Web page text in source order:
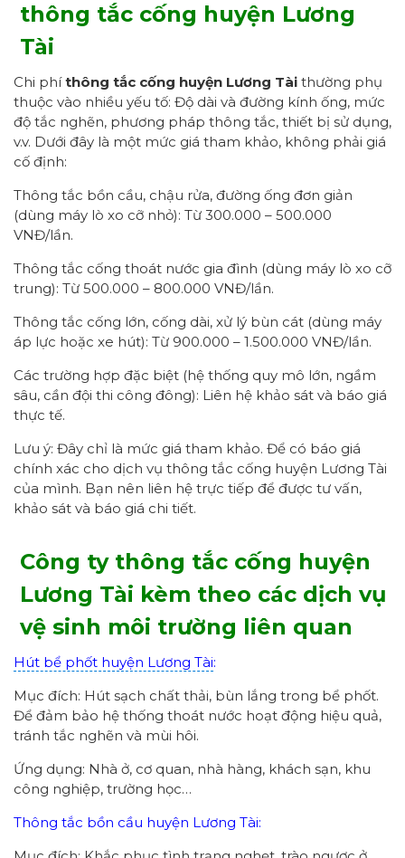
thông tắc cống huyện Lương
Tài
Chi phíthông tắc cống huyện Lương Tài thường phụ
thuộc vào nhiều yếu tố: Độ dài và đường kính ống, mức
độ tắc nghẽn, phương pháp thông tắc, thiết bị sử dụng,
v.v. Dưới đây là một mức giá tham khảo, không phải giá
cố định:
Thông tắc bồn cầu, chậu rửa, đường ống đơn giản
(dùng máy lò xo cỡ nhỏ): Từ 300.000 – 500.000
VNĐ/lần.
Thông tắc cống thoát nước gia đình (dùng máy lò xo cỡ
trung): Từ 500.000 – 800.000 VNĐ/lần.
Thông tắc cống lớn, cống dài, xử lý bùn cát (dùng máy
áp lực hoặc xe hút): Từ 900.000 – 1.500.000 VNĐ/lần.
Các trường hợp đặc biệt (hệ thống quy mô lớn, ngầm
sâu, cần đội thi công đông): Liên hệ khảo sát và báo giá
thực tế.
Lưu ý: Đây chỉ là mức giá tham khảo. Để có báo giá
chính xác cho dịch vụ thông tắc cống huyện Lương Tài
của mình. Bạn nên liên hệ trực tiếp để được tư vấn,
khảo sát và báo giá chi tiết.
Công ty thông tắc cống huyện
Lương Tài kèm theo các dịch vụ
vệ sinh môi trường liên quan
Hút bể phốt huyện Lương Tài:
Mục đích: Hút sạch chất thải, bùn lắng trong bể phốt.
Để đảm bảo hệ thống thoát nước hoạt động hiệu quả,
tránh tắc nghẽn và mùi hôi.
Ứng dụng: Nhà ở, cơ quan, nhà hàng, khách sạn, khu
công nghiệp, trường học…
Thông tắc bồn cầu huyện Lương Tài: